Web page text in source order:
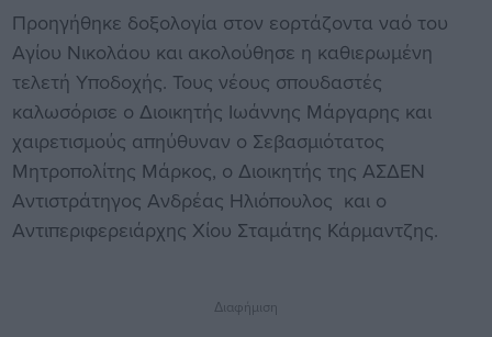
Προηγήθηκε δοξολογία στον εορτάζοντα ναό του
Αγίου Νικολάου και ακολούθησε η καθιερωμένη
τελετή Υποδοχής. Τους νέους σπουδαστές
καλωσόρισε ο Διοικητής Ιωάννης Μάργαρης και
χαιρετισμούς απηύθυναν ο Σεβασμιότατος
Μητροπολίτης Μάρκος, ο Διοικητής της ΑΣΔΕΝ
Αντιστράτηγος Ανδρέας Ηλιόπουλος και ο
Αντιπεριφερειάρχης Χίου Σταμάτης Κάρμαντζης.
Διαφήμιση